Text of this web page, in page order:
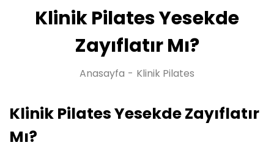
Klinik Pilates Yesekde
Zayıflatır Mı?
Anasayfa Klinik Pilates
Klinik Pilates Yesekde Zayıflatır
Mı?